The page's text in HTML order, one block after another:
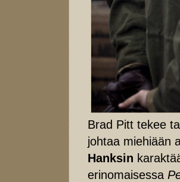
Brad Pitt tekee
johtaa miehiään
Hanksin
erinomaisessa